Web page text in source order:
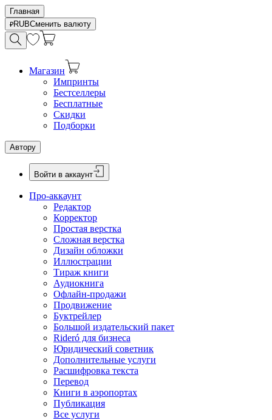
Главная
RUBСменить валюту
Магазин
Импринты
Бестселлеры
Бесплатные
Скидки
Подборки
Автору
Войти в аккаунт
Про-аккаунт
Редактор
Корректор
Простая верстка
Сложная верстка
Дизайн обложки
Иллюстрации
Тираж книги
Аудиокнига
Офлайн-продажи
Продвижение
Буктрейлер
Большой издательский пакет
Rideró для бизнеса
Юридический советник
Дополнительные услуги
Расшифровка текста
Перевод
Книги в аэропортах
Публикация
Все услуги